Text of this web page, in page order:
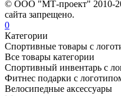
© ООО "МТ-проект" 2010-
сайта запрещено.
0
Категории
Спортивные товары с
Все товары категории
Спортивный инвентарь с
Фитнес подарки с
Велосипедные аксессуары